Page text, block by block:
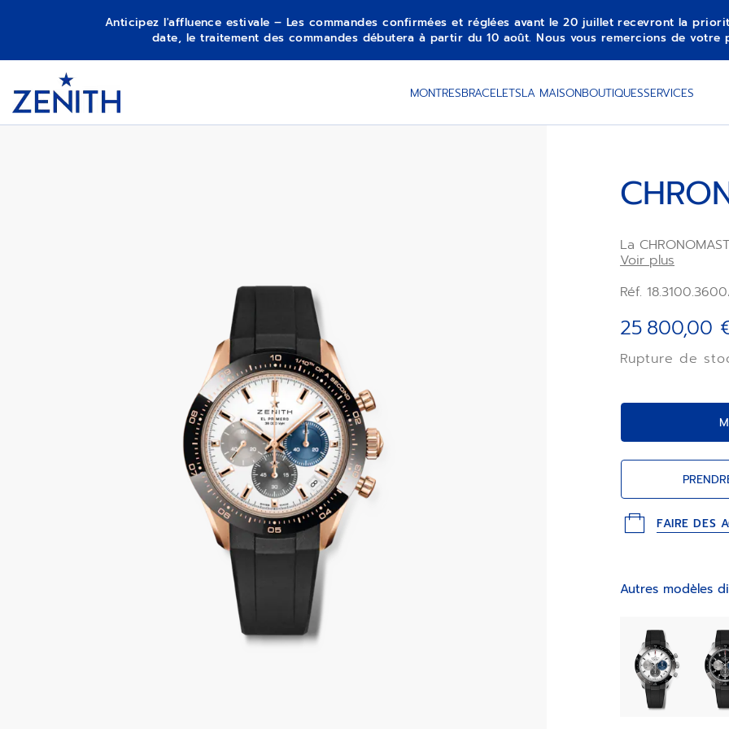
Anticipez l'affluence estivale – Les commandes confirmées et réglées avant le 20 juillet recevront la
date, le traitement des commandes débutera à partir du 10 août. Nous vous remercions de
1 MONTRESBRACELETSLA MAISONBOUTIQUESSERVICES
La
d’anciennes
lunette en
cadran blanc et
noir. La montre
chronographe
de seconde.
Voir plus
Réf.
25 800,00
Rupture de
FAIRE DES
Autres modèles